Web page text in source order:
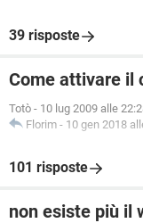
39 risposte
Come attivare il
Totò - 10 lug 2009 alle
Florim - 10 gen 2018
101 risposte
non esiste più il